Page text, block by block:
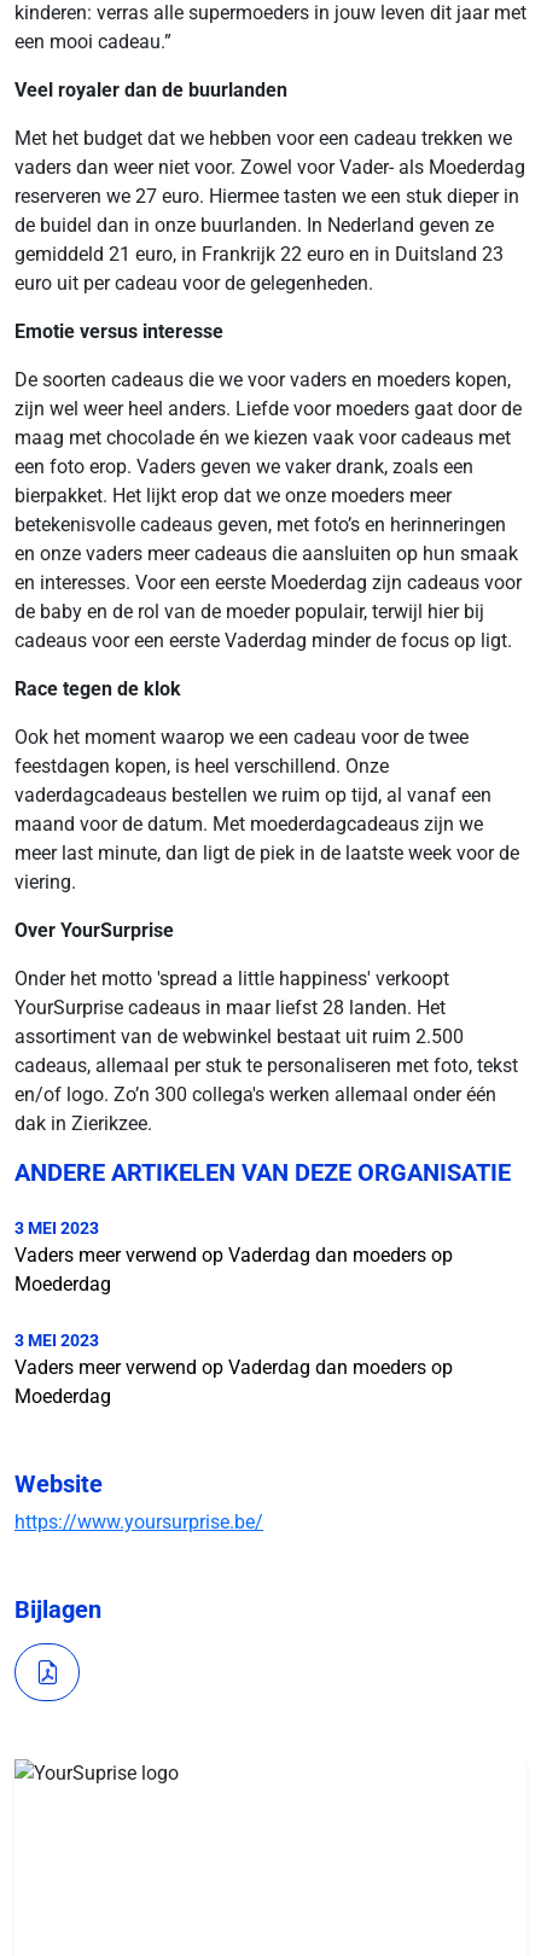
kinderen: verras alle supermoeders in jouw leven dit jaar met
een mooi cadeau.”
Veel royaler dan de buurlanden
Met het budget dat we hebben voor een cadeau trekken we
vaders dan weer niet voor. Zowel voor Vader- als Moederdag
reserveren we 27 euro. Hiermee tasten we een stuk dieper in
de buidel dan in onze buurlanden. In Nederland geven ze
gemiddeld 21 euro, in Frankrijk 22 euro en in Duitsland 23
euro uit per cadeau voor de gelegenheden.
Emotie versus interesse
De soorten cadeaus die we voor vaders en moeders kopen,
zijn wel weer heel anders. Liefde voor moeders gaat door de
maag met chocolade én we kiezen vaak voor cadeaus met
een foto erop. Vaders geven we vaker drank, zoals een
bierpakket. Het lijkt erop dat we onze moeders meer
betekenisvolle cadeaus geven, met foto’s en herinneringen
en onze vaders meer cadeaus die aansluiten op hun smaak
en interesses. Voor een eerste Moederdag zijn cadeaus voor
de baby en de rol van de moeder populair, terwijl hier bij
cadeaus voor een eerste Vaderdag minder de focus op ligt.
Race tegen de klok
Ook het moment waarop we een cadeau voor de twee
feestdagen kopen, is heel verschillend. Onze
vaderdagcadeaus bestellen we ruim op tijd, al vanaf een
maand voor de datum. Met moederdagcadeaus zijn we
meer last minute, dan ligt de piek in de laatste week voor de
viering.
Over YourSurprise
Onder het motto 'spread a little happiness' verkoopt
YourSurprise cadeaus in maar liefst 28 landen. Het
assortiment van de webwinkel bestaat uit ruim 2.500
cadeaus, allemaal per stuk te personaliseren met foto, tekst
en/of logo. Zo’n 300 collega's werken allemaal onder één
dak in Zierikzee.
ANDERE ARTIKELEN VAN DEZE ORGANISATIE
3 MEI 2023
Vaders meer verwend op Vaderdag dan moeders op
Moederdag
3 MEI 2023
Vaders meer verwend op Vaderdag dan moeders op
Moederdag
Website
https://www.yoursurprise.be/
Bijlagen